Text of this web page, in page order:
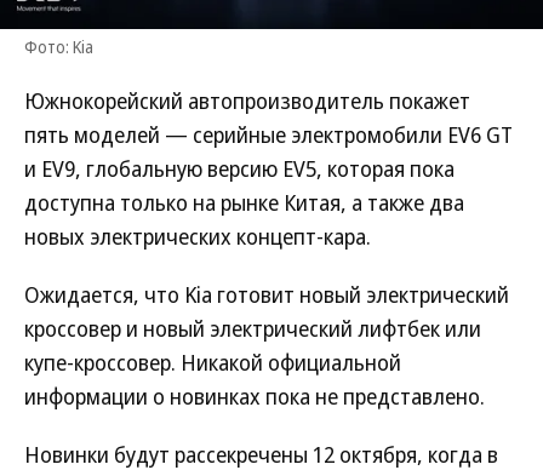
Фото: Kia
Южнокорейский автопроизводитель покажет
пять моделей — серийные электромобили EV6 GT
и EV9, глобальную версию EV5, которая пока
доступна только на рынке Китая, а также два
новых электрических концепт-кара.
Ожидается, что Kia готовит новый электрический
кроссовер и новый электрический лифтбек или
купе-кроссовер. Никакой официальной
информации о новинках пока не представлено.
Новинки будут рассекречены 12 октября, когда в